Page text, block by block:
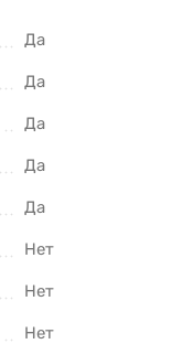
Да
Да
Да
Да
Да
Нет
Нет
Нет